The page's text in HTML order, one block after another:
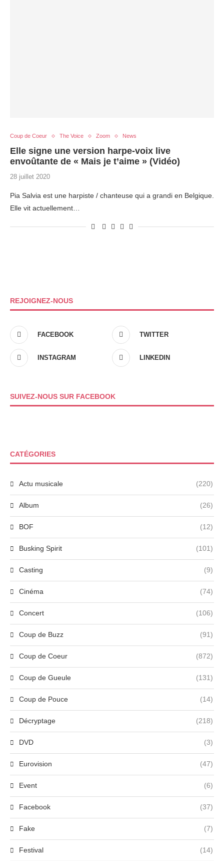
Coup de Coeur The Voice Zoom News
Elle signe une version harpe-voix live
envoûtante de « Mais je t’aime » (Vidéo)
28 juillet 2020
Pia Salvia est une harpiste / chanteuse qui a grandi en Belgique.
Elle vit actuellement…
REJOIGNEZ-NOUS
FACEBOOK TWITTER
INSTAGRAM LINKEDIN
SUIVEZ-NOUS SUR FACEBOOK
CATÉGORIES
Actu musicale (220)
Album (26)
BOF (12)
Busking Spirit (101)
Casting (9)
Cinéma (74)
Concert (106)
Coup de Buzz (91)
Coup de Coeur (872)
Coup de Gueule (131)
Coup de Pouce (14)
Décryptage (218)
DVD (3)
Eurovision (47)
Event (6)
Facebook (37)
Fake (7)
Festival (14)